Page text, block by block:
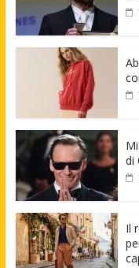
di
Il